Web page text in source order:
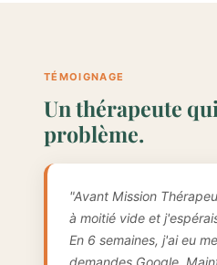
TÉMOIGNAGE
Un thérapeute
problème.
"Avant Mission
à moitié vide et
En 6 semaines, j'ai eu
demandes Google.